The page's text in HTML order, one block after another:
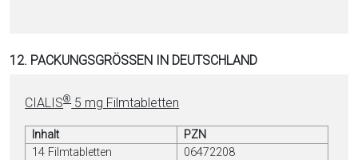
12. PACKUNGSGRÖSSEN IN DEUTSCHLAND
CIALIS®5 mg Filmtabletten
Inhalt
PZN
14 Filmtabletten
06472208